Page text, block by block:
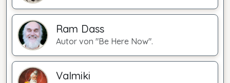
Ram Dass
Autor von "Be Here Now".
Valmiki